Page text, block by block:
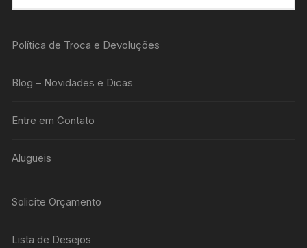
Política de Troca e Devoluções
Blog – Novidades e Dicas
Entre em Contato
Alugueis
Solicite Orçamento
Lista de Desejos